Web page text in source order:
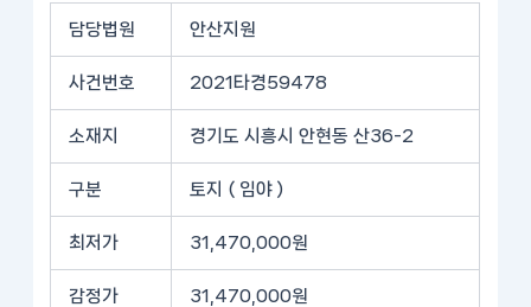
담당법원 안산지원
사건번호 2021타경59478
소재지 경기도 시흥시 안현동 산36-2
구분 토지 ( 임야 )
최저가 31,470,000원
감정가 31,470,000원